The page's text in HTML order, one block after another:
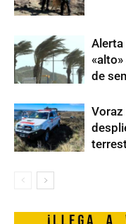
Alerta
de
Voraz